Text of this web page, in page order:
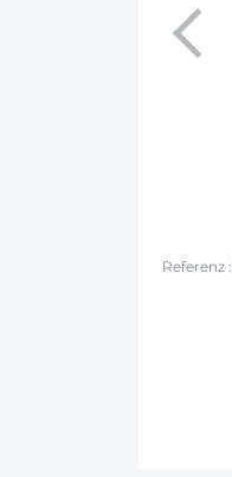
Referenz :